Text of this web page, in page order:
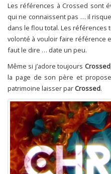
Les références à Crossed sont
qui ne connaissent pas … il
dans le flou total. Les références
volonté à vouloir faire référence
faut le dire … date un peu.
Même si j’adore toujours Crossed
la page de son père et
patrimoine laisser par Crossed.